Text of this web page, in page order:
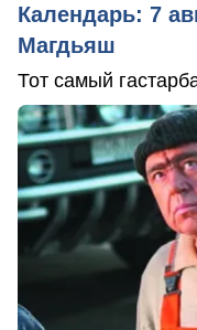
Календарь: 7
Магдьяш
Тот самый